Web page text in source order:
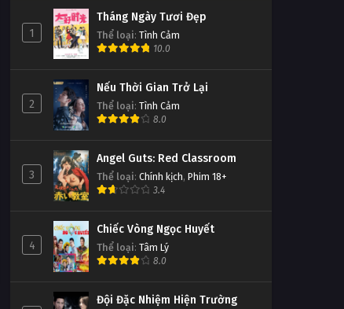
1
Tháng Ngày Tươi Đẹp
Thể loại: Tình Cảm
10.0
2
Nếu Thời Gian Trở Lại
Thể loại: Tình Cảm
8.0
3
Angel Guts: Red Classroom
Thể loại: Chính kịch, Phim 18+
3.4
4
Chiếc Vòng Ngọc Huyết
Thể loại: Tâm Lý
8.0
Đội Đặc Nhiệm Hiện Trường